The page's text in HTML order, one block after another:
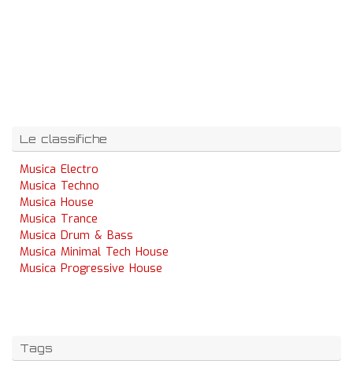
Le classifiche
Musica Electro
Musica Techno
Musica House
Musica Trance
Musica Drum & Bass
Musica Minimal Tech House
Musica Progressive House
Tags